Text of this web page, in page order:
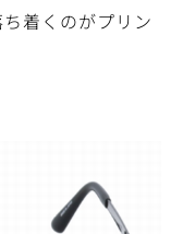
着くのがプリン